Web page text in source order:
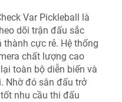
Var Pickleball là
dõi trận đấu sắc
cực rẻ. Hệ thống
chất lượng cao
toàn bộ diễn biến và
Nhờ đó sân đấu trở
nhu cầu thi đấu